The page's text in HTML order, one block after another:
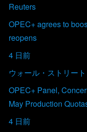
Reuters
OPEC+ agrees to
reopens
4 日前
ウォール・ストリー
OPEC+ Panel,
May Production
4 日前